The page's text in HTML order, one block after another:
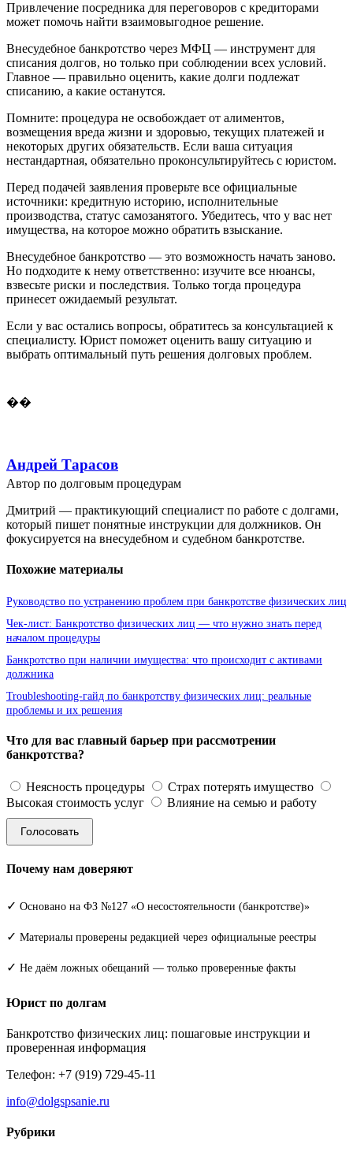
Привлечение посредника для переговоров с кредиторами
может помочь найти взаимовыгодное решение.
Внесудебное банкротство через МФЦ — инструмент для
списания долгов, но только при соблюдении всех условий.
Главное — правильно оценить, какие долги подлежат
списанию, а какие останутся.
Помните: процедура не освобождает от алиментов,
возмещения вреда жизни и здоровью, текущих платежей и
некоторых других обязательств. Если ваша ситуация
нестандартная, обязательно проконсультируйтесь с юристом.
Перед подачей заявления проверьте все официальные
источники: кредитную историю, исполнительные
производства, статус самозанятого. Убедитесь, что у вас нет
имущества, на которое можно обратить взыскание.
Внесудебное банкротство — это возможность начать заново.
Но подходите к нему ответственно: изучите все нюансы,
взвесьте риски и последствия. Только тогда процедура
принесет ожидаемый результат.
Если у вас остались вопросы, обратитесь за консультацией к
специалисту. Юрист поможет оценить вашу ситуацию и
выбрать оптимальный путь решения долговых проблем.
��
Андрей Тарасов
Автор по долговым процедурам
Дмитрий — практикующий специалист по работе с долгами,
который пишет понятные инструкции для должников. Он
фокусируется на внесудебном и судебном банкротстве.
Похожие материалы
Руководство по устранению проблем при банкротстве физических лиц
Чек-лист: Банкротство физических лиц — что нужно знать перед
началом процедуры
Банкротство при наличии имущества: что происходит с активами
должника
Troubleshooting-гайд по банкротству физических лиц: реальные
проблемы и их решения
Что для вас главный барьер при рассмотрении
банкротства?
Неясность процедуры
Страх потерять имущество
Высокая стоимость услуг
Влияние на семью и работу
Голосовать
Почему нам доверяют
✓ Основано на ФЗ №127 «О несостоятельности (банкротстве)»
✓ Материалы проверены редакцией через официальные реестры
✓ Не даём ложных обещаний — только проверенные факты
Юрист по долгам
Банкротство физических лиц: пошаговые инструкции и
проверенная информация
Телефон: +7 (919) 729-45-11
info@dolgspsanie.ru
Рубрики